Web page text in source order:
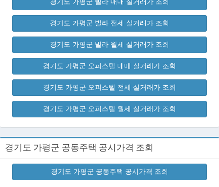
경기도 가평군 빌라 매매 실거래가 조회
경기도 가평군 빌라 전세 실거래가 조회
경기도 가평군 빌라 월세 실거래가 조회
경기도 가평군 오피스텔 매매 실거래가 조회
경기도 가평군 오피스텔 전세 실거래가 조회
경기도 가평군 오피스텔 월세 실거래가 조회
경기도 가평군 공동주택 공시가격 조회
경기도 가평군 공동주택 공시가격 조회